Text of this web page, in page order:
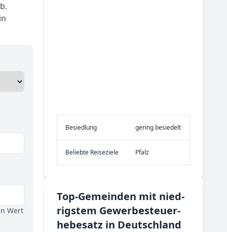
Wert
Be­sied­lung gering besiedelt
Be­lieb­te Rei­se­zie­le Pfalz
Top-­Ge­mein­den mit nied­
rig­stem Ge­wer­be­steu­er­
he­be­satz in Deutsch­land